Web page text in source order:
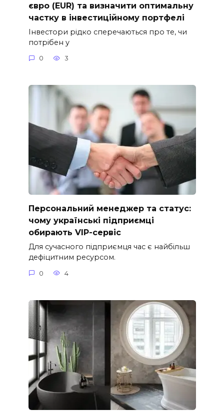
євро (EUR) та визначити оптимальну
частку в інвестиційному портфелі
Інвестори рідко сперечаються про те, чи
потрібен у
0 3
Персональний менеджер та статус:
чому українські підприємці
обирають VIP-сервіс
Для сучасного підприємця час є найбільш
дефіцитним ресурсом.
0 4